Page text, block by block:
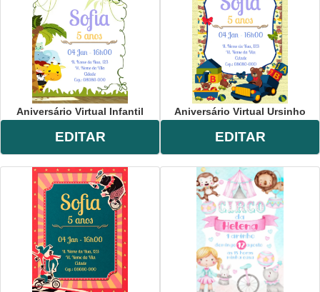
Aniversário Virtual Infantil
EDITAR
Aniversário Virtual Ursinho
EDITAR